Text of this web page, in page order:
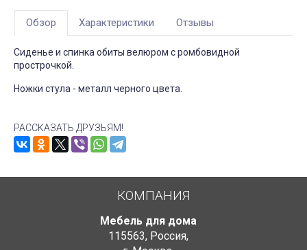
Обзор Характеристики Отзывы
Сиденье и спинка обиты велюром с ромбовидной
прострочкой.
Ножки стула - металл черного цвета.
РАССКАЗАТЬ ДРУЗЬЯМ!
КОМПАНИЯ
Мебель для дома
115563, Россия,